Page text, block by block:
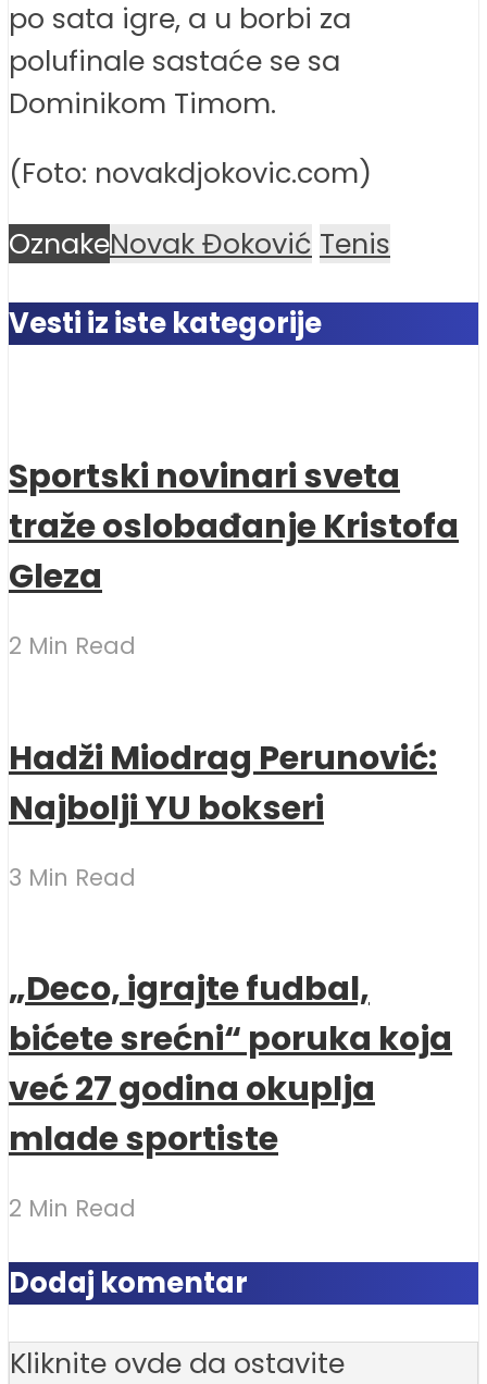
po sata igre, a u borbi za
polufinale sastaće se sa
Dominikom Timom.
(Foto: novakdjokovic.com)
OznakeNovak Đoković Tenis
Vesti iz iste kategorije
Sportski novinari sveta
traže oslobađanje Kristofa
Gleza
2 Min Read
Hadži Miodrag Perunović:
Najbolji YU bokseri
3 Min Read
„Deco, igrajte fudbal,
bićete srećni“ poruka koja
već 27 godina okuplja
mlade sportiste
2 Min Read
Dodaj komentar
Kliknite ovde da ostavite